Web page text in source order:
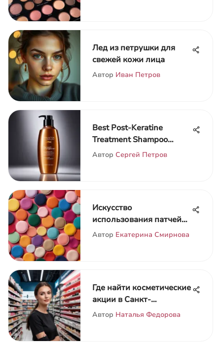
Лед из петрушки для
свежей кожи лица
Автор Иван Петров
Best Post-Keratine
Treatment Shampoo
Choices
Автор Сергей Петров
Искусство
использования патчей
для глаз
Автор Екатерина Смирнова
Где найти косметические
акции в Санкт-
Петербурге
Автор Наталья Федорова